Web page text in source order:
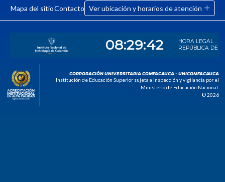
Mapa del sitioContacto Ver ubicación y horarios de atención
CORPORACIÓN UNIVERSITARIA COMFACAUCA - UNICOMFACAUCA
Institución de Educación Superior sujeta a inspección y vigilancia por el
Ministerio de Educación Nacional.
© 2026